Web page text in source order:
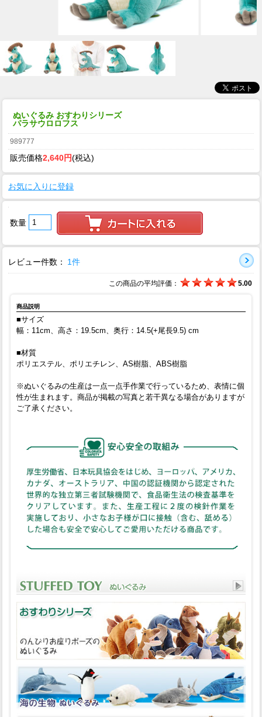
ぬいぐるみ おすわりシリーズ
パラサウロロフス
989777
販売価格2,640円(税込)
お気に入りに登録
数量
レビュー件数： 1件
この商品の平均評価： 5.00
商品説明
■サイズ
幅：11cm、高さ：19.5cm、奥行：14.5(+尾長9.5) cm
■材質
ポリエステル、ポリエチレン、AS樹脂、ABS樹脂
※ぬいぐるみの生産は一点一点手作業で行っているため、表情に個
性が生まれます。商品が掲載の写真と若干異なる場合がありますが
ご了承ください。